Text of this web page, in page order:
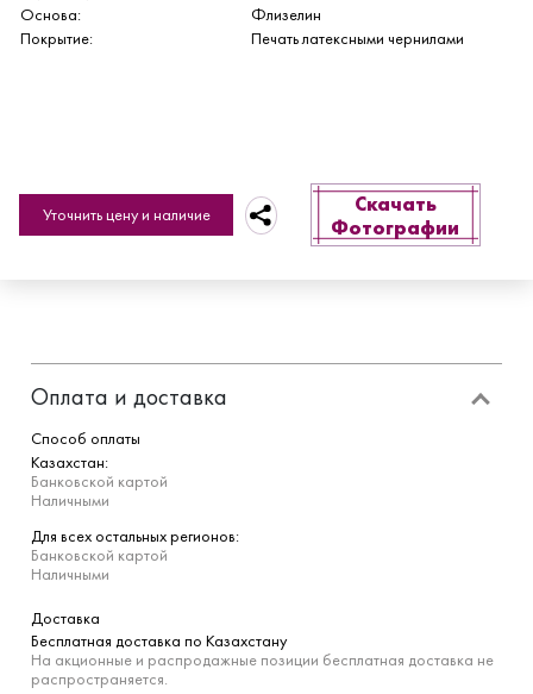
Основа:
Флизелин
Покрытие:
Печать латексными чернилами
Уточнить цену и наличие
Скачать
Фотографии
Оплата и доставка
Способ оплаты
Казахстан:
Банковской картой
Наличными
Для всех остальных регионов:
Банковской картой
Наличными
Доставка
Бесплатная доставка по Казахстану
На акционные и распродажные позиции бесплатная доставка не
распространяется.